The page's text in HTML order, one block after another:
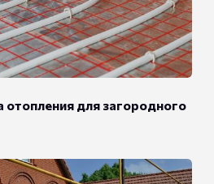
отопления для загородного